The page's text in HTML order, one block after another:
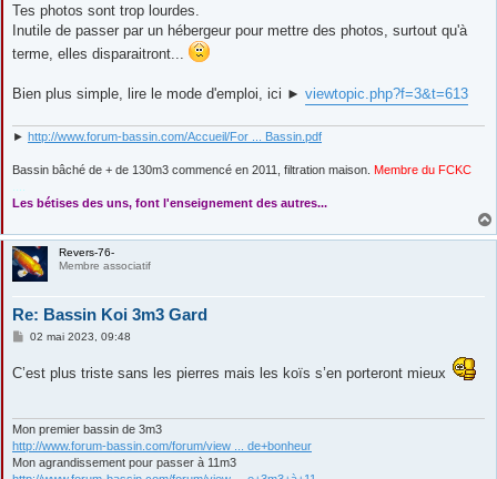
s
a
e
Tes photos sont trop lourdes.
Inutile de passer par un hébergeur pour mettre des photos, surtout qu'à
terme, elles disparaitront...
Bien plus simple, lire le mode d'emploi, ici ► viewtopic.php?f=3&t=613
► http://www.forum-bassin.com/Accueil/For ... Bassin.pdf
Bassin bâché de + de 130m3 commencé en 2011, filtration maison. Membre du FCKC
Les bétises des uns, font l'enseignement des autres...
Revers-76-
Membre associatif
Re: Bassin Koi 3m3 Gard
M
s
02 mai 2023, 09:48
C’est plus triste sans les pierres mais les koïs s’en porteront mieux
Mon premier bassin de 3m3
http://www.forum-bassin.com/forum/view ... de+bonheur
Mon agrandissement pour passer à 11m3